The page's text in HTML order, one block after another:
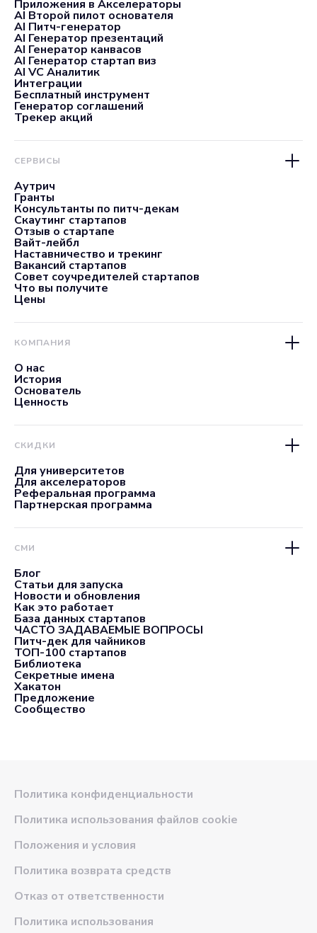
Приложения в Акселераторы
AI Второй пилот основателя
AI Питч-генератор
AI Генератор презентаций
AI Генератор канвасов
AI Генератор стартап виз
AI VC Аналитик
Интеграции
Бесплатный инструмент
Генератор соглашений
Трекер акций
СЕРВИСЫ
Аутрич
Гранты
Консультанты по питч-декам
Скаутинг стартапов
Отзыв о стартапе
Вайт-лейбл
Наставничество и трекинг
Вакансий стартапов
Совет соучредителей стартапов
Что вы получите
Цены
КОМПАНИЯ
О нас
История
Основатель
Ценность
СКИДКИ
Для университетов
Для акселераторов
Реферальная программа
Партнерская программа
СМИ
Блог
Статьи для запуска
Новости и обновления
Как это работает
База данных стартапов
ЧАСТО ЗАДАВАЕМЫЕ ВОПРОСЫ
Питч-дек для чайников
ТОП-100 стартапов
Библиотека
Секретные имена
Хакатон
Предложение
Сообщество
Политика конфиденциальности
Политика использования файлов cookie
Положения и условия
Политика возврата средств
Отказ от ответственности
Политика использования